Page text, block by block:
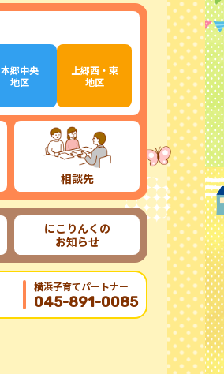
本郷中央
地区
上郷西・東
地区
相談先
にこりんくの
お知らせ
横浜子育てパートナー
045-891-0085